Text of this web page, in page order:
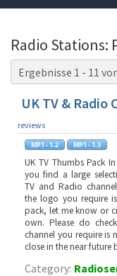
Radio Stations:
Ergebnisse 1 - 11
UK TV & Radio
reviews
UK TV Thumbs Pack
you find a large
TV and Radio
the logo you require
pack, let me know or
own. Please do
channel you require is
close in the near future
Category: